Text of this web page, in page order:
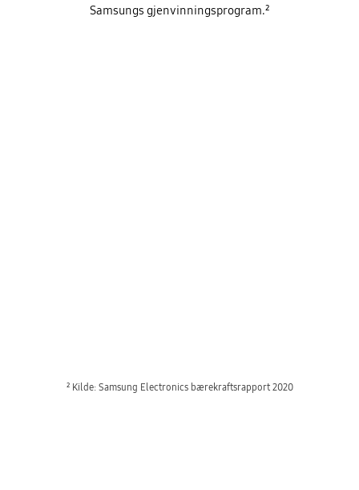
Samsungs gjenvinningsprogram.²
² Kilde: Samsung Electronics bærekraftsrapport 2020